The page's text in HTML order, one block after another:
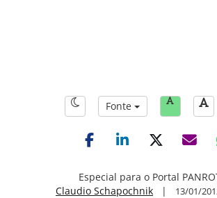
Fonte
Especial para o Portal
Claudio Schapochnik | 13/01/